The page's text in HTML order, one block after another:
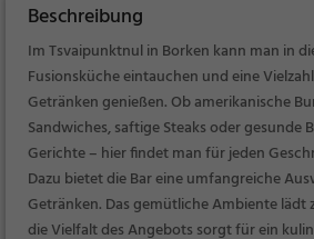
Beschreibung
Im Tsvaipunktnul in Borken kann man in
Fusionsküche eintauchen und eine
Getränken genießen. Ob amerikanische
Sandwiches, saftige Steaks oder gesunde
Gerichte – hier findet man für jeden
Dazu bietet die Bar eine umfangreiche
Getränken. Das gemütliche Ambiente lädt
die Vielfalt des Angebots sorgt für ein